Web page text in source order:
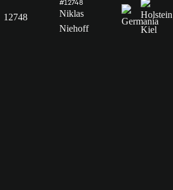
12748
#12748
Niklas
Niehoff